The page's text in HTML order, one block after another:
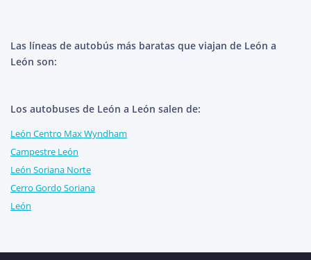
Las líneas de autobús más baratas que viajan de León a
León son:
Los autobuses de León a León salen de:
León Centro Max Wyndham
Campestre León
León Soriana Norte
Cerro Gordo Soriana
León